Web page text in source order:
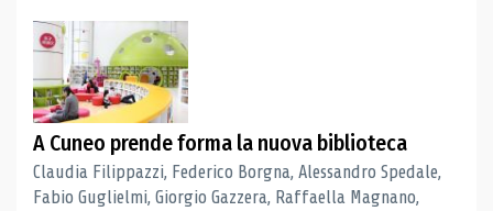
A Cuneo prende forma la nuova biblioteca
Claudia Filippazzi, Federico Borgna, Alessandro Spedale,
Fabio Guglielmi, Giorgio Gazzera, Raffaella Magnano,